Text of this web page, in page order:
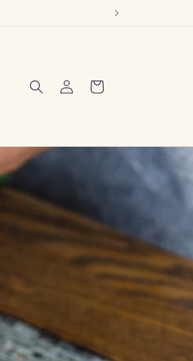
Log
ind
Indkøbskurv